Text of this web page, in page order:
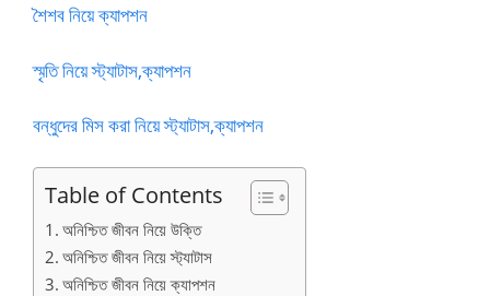
শৈশব নিয়ে ক্যাপশন
স্মৃতি নিয়ে স্ট্যাটাস,ক্যাপশন
বন্ধুদের মিস করা নিয়ে স্ট্যাটাস,ক্যাপশন
Table of Contents
অনিশ্চিত জীবন নিয়ে উক্তি
অনিশ্চিত জীবন নিয়ে স্ট্যাটাস
অনিশ্চিত জীবন নিয়ে ক্যাপশন